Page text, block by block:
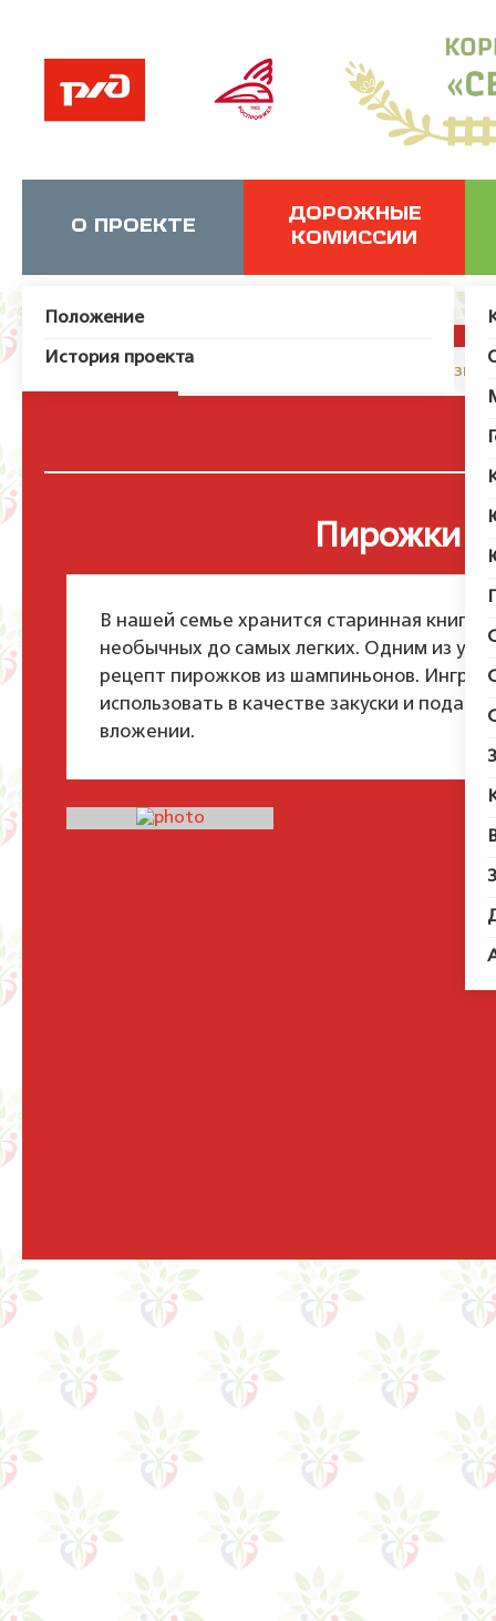
О ПРОЕКТЕ
Положение
История проекта
ДОРОЖНЫЕ
КОМИССИИ
JUser: :_load: Не удалось
Пирожки
В нашей семье хранится старинная
необычных до самых легких. Одним из
рецепт пирожков из шампиньонов.
использовать в качестве закуски и
вложении.